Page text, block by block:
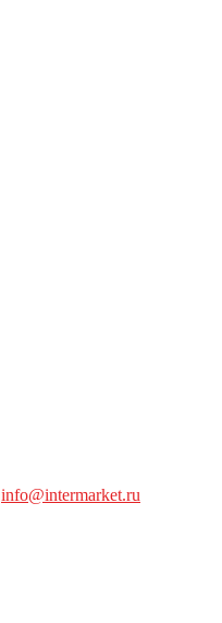
info@intermarket.ru